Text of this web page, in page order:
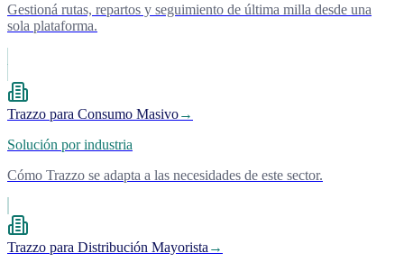
Gestioná rutas, repartos y seguimiento de última milla desde una
sola plataforma.
Trazzo para Consumo Masivo→
Solución por industria
Cómo Trazzo se adapta a las necesidades de este sector.
Trazzo para Distribución Mayorista →